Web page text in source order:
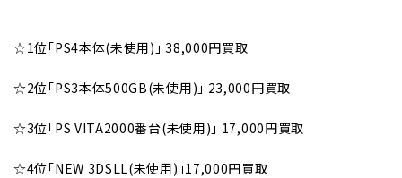
☆1位｢PS4本体(未使用)｣ 38,000円買取
☆2位｢PS3本体500GB(未使用)｣ 23,000円買取
☆3位｢PS VITA2000番台(未使用)｣ 17,000円買取
☆4位｢NEW 3DSLL(未使用)｣17,000円買取